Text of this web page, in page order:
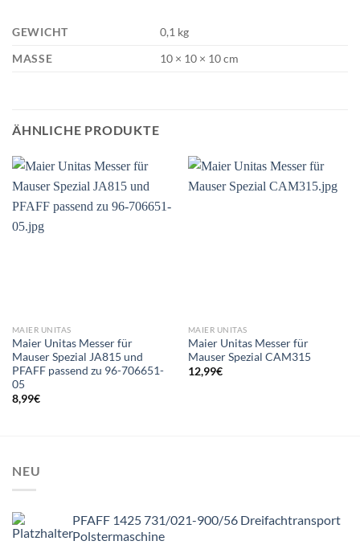
GEWICHT
0,1 kg
MASSE
10 × 10 × 10 cm
ÄHNLICHE PRODUKTE
MAIER UNITAS
Maier Unitas Messer für
Mauser Spezial JA815 und
PFAFF passend zu 96-706651-
05
8,99€
MAIER UNITAS
Maier Unitas Messer für
Mauser Spezial CAM315
12,99€
NEU
PFAFF 1425 731/021-900/56 Dreifachtransport
Polstermaschine